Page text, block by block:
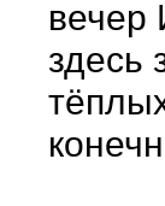
вечер
здесь